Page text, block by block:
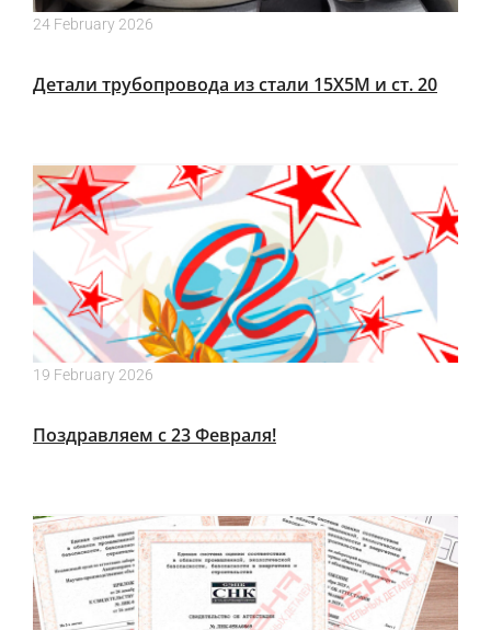
24 February 2026
Детали трубопровода из стали 15Х5М и ст. 20
19 February 2026
Поздравляем с 23 Февраля!